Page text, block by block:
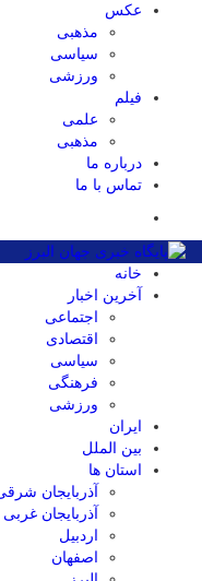
عکس
مذهبی
سیاسی
ورزشی
فیلم
علمی
مذهبی
درباره ما
تماس با ما
خانه
آخرین اخبار
اجتماعی
اقتصادی
سیاسی
فرهنگی
ورزشی
ایران
بین الملل
استان ها
آذربایجان
آذربایجان غربی
اردبیل
اصفهان